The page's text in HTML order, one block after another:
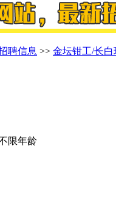
聘信息 >> 金坛钳工/长白
限年龄